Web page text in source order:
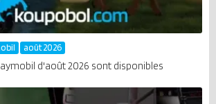
août 2026
d'août 2026 sont disponibles